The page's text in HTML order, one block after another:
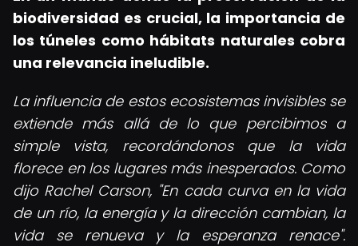
biodiversidad es crucial, la importancia de
los túneles como hábitats naturales cobra
una relevancia ineludible.
La influencia de estos ecosistemas invisibles se
extiende más allá de lo que percibimos a
simple vista, recordándonos que la vida
florece en los lugares más inesperados. Como
dijo Rachel Carson, "En cada curva en la vida
de un río, la energía y la dirección cambian, la
vida se renueva y la esperanza renace".